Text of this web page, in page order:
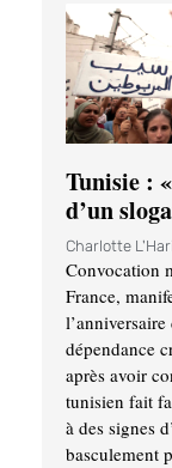
Tunisie :
d’un
Charlotte
Convocation
France,
dépendance
après avoir
tunisien fait
à des signes
basculement